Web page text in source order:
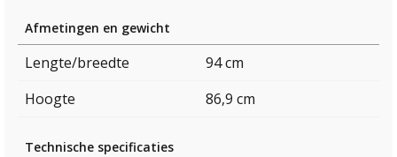
Afmetingen en gewicht
Lengte/breedte
94 cm
Hoogte
86,9 cm
Technische specificaties